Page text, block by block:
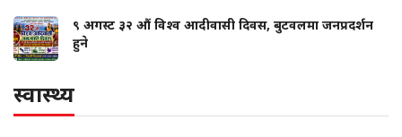
९ अगस्ट ३२ औं विश्व आदीवासी दिवस, बुटवलमा जनप्रदर्शन
हुने
स्वास्थ्य